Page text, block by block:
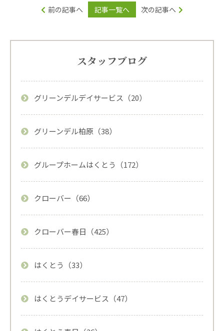
前の記事へ 記事一覧へ 次の記事へ
スタッフブログ
グリーンデルデイサービス（20）
グリーンデル柏原（38）
グループホームはくとう（172）
クローバー（66）
クローバー春日（425）
はくとう（33）
はくとうデイサービス（47）